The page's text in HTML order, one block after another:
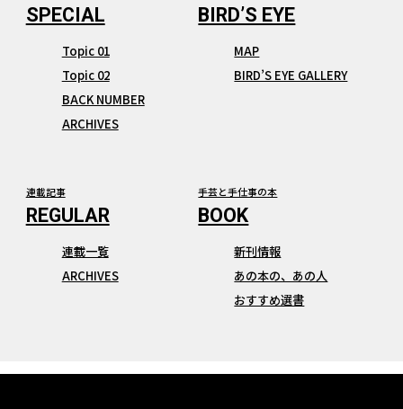
Topic 01
Topic 02
BACK NUMBER
ARCHIVES
MAP
BIRD’S EYE GALLERY
連載記事
連載一覧
ARCHIVES
手芸と手仕事の本
新刊情報
あの本の、あの人
おすすめ選書